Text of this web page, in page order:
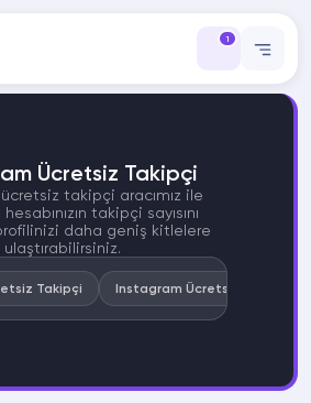
1
Ücretsiz Takipçi
takipçi aracımız ile
takipçi sayısını
daha geniş kitlelere
ulaştırabilirsiniz.
Takipçi Instagram Ücretsiz İzlenme